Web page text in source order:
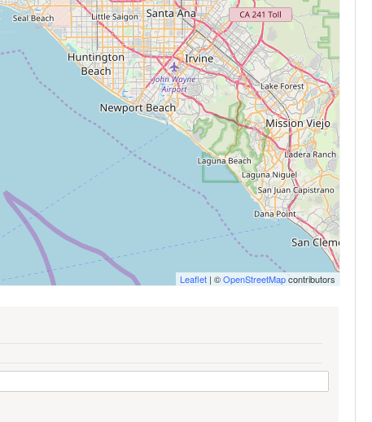
Leaflet | ©OpenStreetMapcontributors